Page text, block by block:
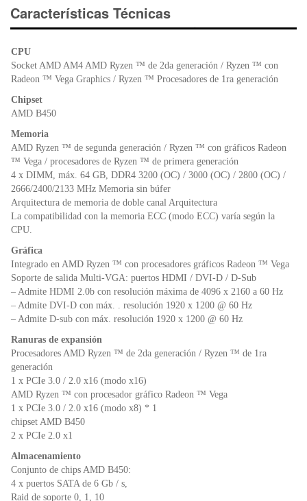
e
b
o
k
er s
A
p
ri
e
dl
y
Características Técnicas
CPU
Socket AMD AM4 AMD Ryzen ™ de 2da generación / Ryzen ™ con
Radeon ™ Vega Graphics / Ryzen ™ Procesadores de 1ra generación
Chipset
AMD B450
Memoria
AMD Ryzen ™ de segunda generación / Ryzen ™ con gráficos Radeon
™ Vega / procesadores de Ryzen ™ de primera generación
4 x DIMM, máx. 64 GB, DDR4 3200 (OC) / 3000 (OC) / 2800 (OC) /
2666/2400/2133 MHz Memoria sin búfer
Arquitectura de memoria de doble canal Arquitectura
La compatibilidad con la memoria ECC (modo ECC) varía según la
CPU.
Gráfica
Integrado en AMD Ryzen ™ con procesadores gráficos Radeon ™ Vega
Soporte de salida Multi-VGA: puertos HDMI / DVI-D / D-Sub
– Admite HDMI 2.0b con resolución máxima de 4096 x 2160 a 60 Hz
– Admite DVI-D con máx. . resolución 1920 x 1200 @ 60 Hz
– Admite D-sub con máx. resolución 1920 x 1200 @ 60 Hz
Ranuras de expansión
Procesadores AMD Ryzen ™ de 2da generación / Ryzen ™ de 1ra
generación
1 x PCIe 3.0 / 2.0 x16 (modo x16)
AMD Ryzen ™ con procesador gráfico Radeon ™ Vega
1 x PCIe 3.0 / 2.0 x16 (modo x8) * 1
chipset AMD B450
2 x PCIe 2.0 x1
Almacenamiento
Conjunto de chips AMD B450:
4 x puertos SATA de 6 Gb / s,
Raid de soporte 0, 1, 10